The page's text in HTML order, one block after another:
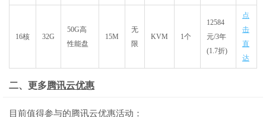
16核 32G
50G高
性能盘
15M
无
限
KVM 1个
12584
元/3年
(1.7折)
点
击
直
达
二、更多腾讯云优惠
目前值得参与的腾讯云优惠活动：